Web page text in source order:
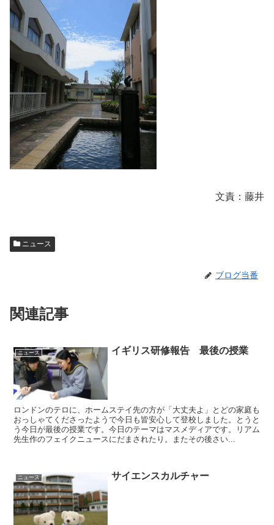
文責：藤井
ニュース
ブログ当番
関連記事
ニュース イギリス研修報告 最後の授業
ロンドンのテロに、ホームステイ先の方が「大丈夫よ」とどの家庭も
おっしゃてくださったようで今日も皆安心して登校しました。とうと
う今日が最後の授業です。今日のテーマはマスメディアです。リアム
先生作のフェイクニュースにだまされたり。またその後さい...
ニュース サイエンスカルチャー